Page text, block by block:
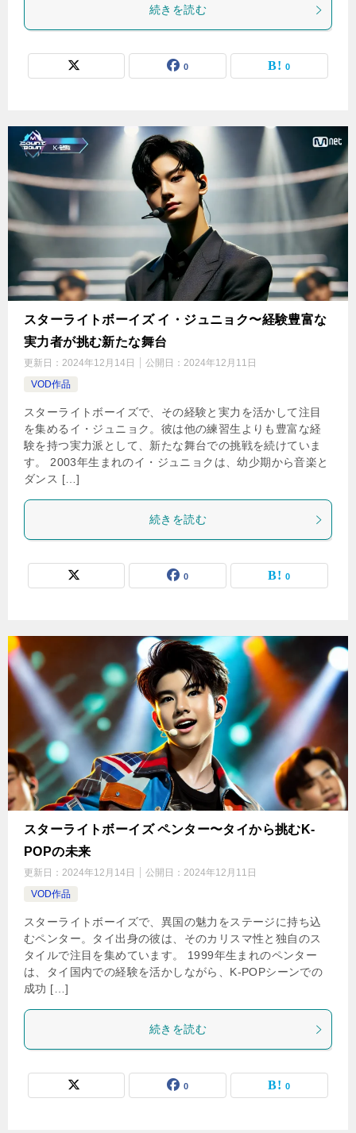
続きを読む
0 0
スターライトボーイズ イ・ジュニョク〜経験豊富な
実力者が挑む新たな舞台
更新日： 2024年12月14日 公開日： 2024年12月11日
VOD作品
スターライトボーイズで、その経験と実力を活かして注目
を集めるイ・ジュニョク。彼は他の練習生よりも豊富な経
験を持つ実力派として、新たな舞台での挑戦を続けていま
す。 2003年生まれのイ・ジュニョクは、幼少期から音楽と
ダンス […]
続きを読む
0 0
スターライトボーイズ ペンター〜タイから挑むK-
POPの未来
更新日： 2024年12月14日 公開日： 2024年12月11日
VOD作品
スターライトボーイズで、異国の魅力をステージに持ち込
むペンター。タイ出身の彼は、そのカリスマ性と独自のス
タイルで注目を集めています。 1999年生まれのペンター
は、タイ国内での経験を活かしながら、K-POPシーンでの
成功 […]
続きを読む
0 0